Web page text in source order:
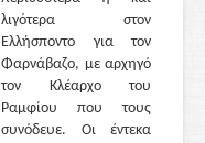
λιγότερα στον
Ελλήσποντο για τον
Φαρνάβαζο, με αρχηγό
τον Κλέαρχο του
Ραμφίου που τους
συνόδευε. Οι έντεκα